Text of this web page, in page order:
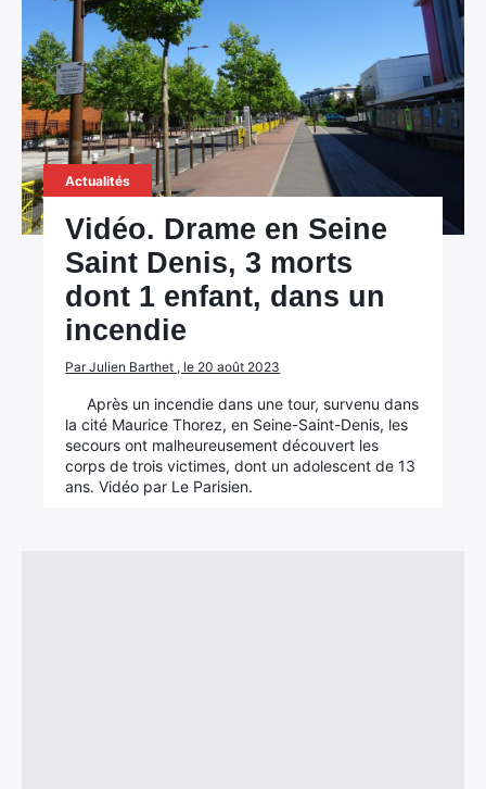
Actualités
Vidéo. Drame en Seine
Saint Denis, 3 morts
dont 1 enfant, dans un
incendie
Par Julien Barthet , le 20 août 2023
Après un incendie dans une tour, survenu dans
la cité Maurice Thorez, en Seine-Saint-Denis, les
secours ont malheureusement découvert les
corps de trois victimes, dont un adolescent de 13
ans. Vidéo par Le Parisien.